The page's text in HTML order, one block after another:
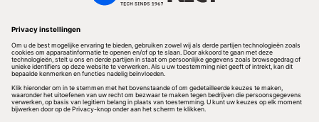
Redactionele partner